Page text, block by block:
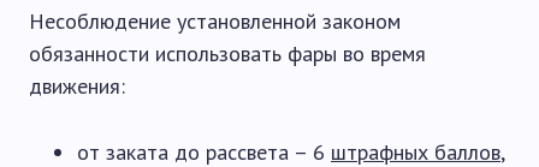
Несоблюдение установленной законом
обязанности использовать фары во время
движения:
от заката до рассвета – 6 штрафных баллов,